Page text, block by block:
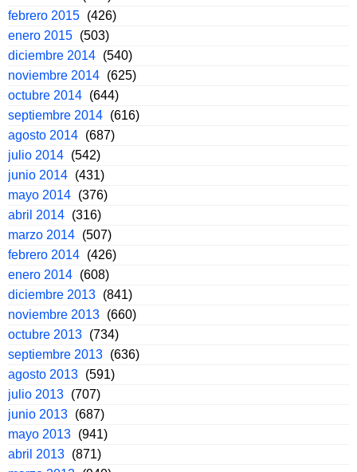
febrero 2015 (426)
enero 2015 (503)
diciembre 2014 (540)
noviembre 2014 (625)
octubre 2014 (644)
septiembre 2014 (616)
agosto 2014 (687)
julio 2014 (542)
junio 2014 (431)
mayo 2014 (376)
abril 2014 (316)
marzo 2014 (507)
febrero 2014 (426)
enero 2014 (608)
diciembre 2013 (841)
noviembre 2013 (660)
octubre 2013 (734)
septiembre 2013 (636)
agosto 2013 (591)
julio 2013 (707)
junio 2013 (687)
mayo 2013 (941)
abril 2013 (871)